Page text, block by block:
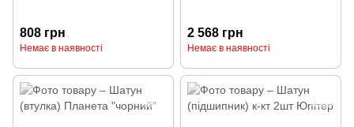
808 грн
Немає в наявності
2 568 грн
Немає в наявності